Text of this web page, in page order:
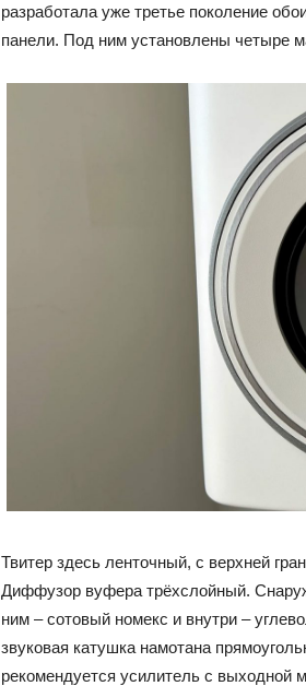
разработала уже третье поколение
панели. Под ним установлены четыре
Твитер здесь ленточный, с верхней
Диффузор вуфера трёхслойный.
ним – сотовый номекс и внутри –
звуковая катушка намотана
рекомендуется усилитель с выходной